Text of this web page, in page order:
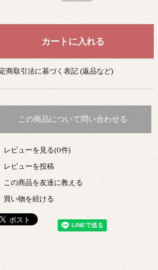
商取引法に基づく表記 (返品など)
この商品について問い合わせる
レビューを見る(0件)
レビューを投稿
この商品を友達に教える
買い物を続ける